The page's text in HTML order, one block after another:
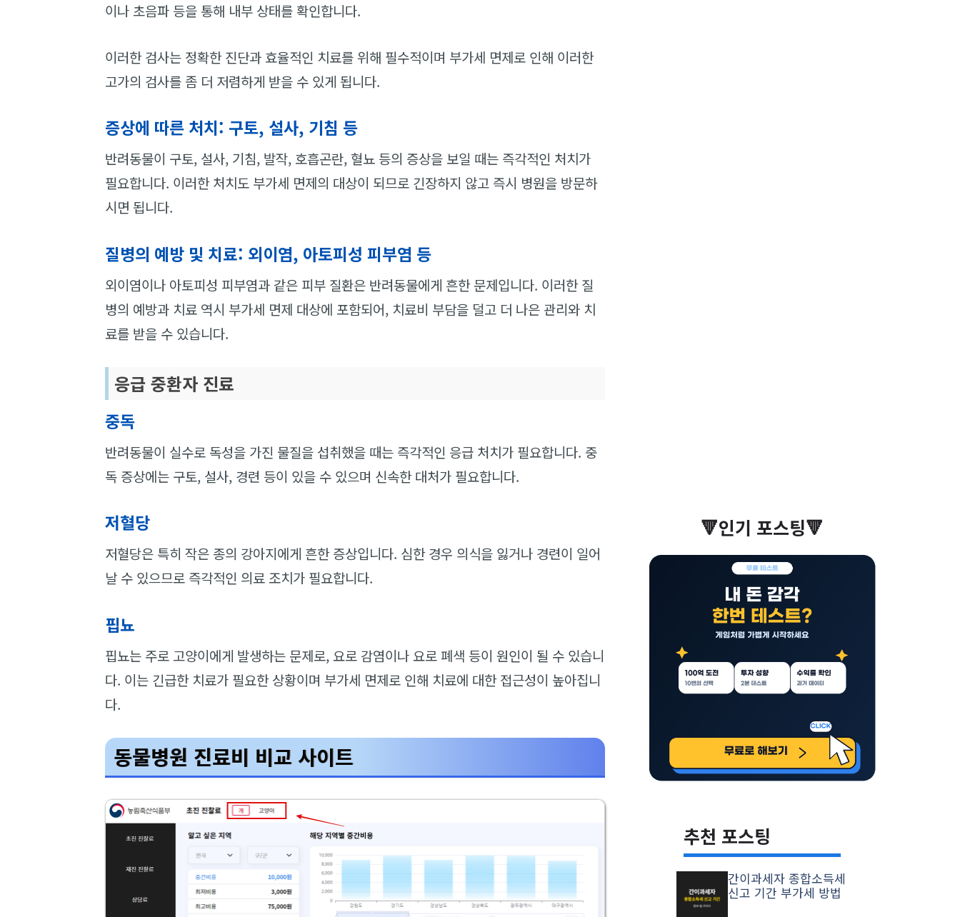
이나 초음파 등을 통해 내부 상태를 확인합니다.
이러한 검사는 정확한 진단과 효율적인 치료를 위해 필수적이며 부가세 면제로 인해 이러한
고가의 검사를 좀 더 저렴하게 받을 수 있게 됩니다.
증상에 따른 처치: 구토, 설사, 기침 등
반려동물이 구토, 설사, 기침, 발작, 호흡곤란, 혈뇨 등의 증상을 보일 때는 즉각적인 처치가
필요합니다. 이러한 처치도 부가세 면제의 대상이 되므로 긴장하지 않고 즉시 병원을 방문하
시면 됩니다.
질병의 예방 및 치료: 외이염, 아토피성 피부염 등
외이염이나 아토피성 피부염과 같은 피부 질환은 반려동물에게 흔한 문제입니다. 이러한 질
병의 예방과 치료 역시 부가세 면제 대상에 포함되어, 치료비 부담을 덜고 더 나은 관리와 치
료를 받을 수 있습니다.
응급 중환자 진료
중독
반려동물이 실수로 독성을 가진 물질을 섭취했을 때는 즉각적인 응급 처치가 필요합니다. 중
독 증상에는 구토, 설사, 경련 등이 있을 수 있으며 신속한 대처가 필요합니다.
저혈당
저혈당은 특히 작은 종의 강아지에게 흔한 증상입니다. 심한 경우 의식을 잃거나 경련이 일어
날 수 있으므로 즉각적인 의료 조치가 필요합니다.
핍뇨
핍뇨는 주로 고양이에게 발생하는 문제로, 요로 감염이나 요로 폐색 등이 원인이 될 수 있습니
다. 이는 긴급한 치료가 필요한 상황이며 부가세 면제로 인해 치료에 대한 접근성이 높아집니
다.
동물병원 진료비 비교 사이트
🔻인기 포스팅🔻
추천 포스팅
간이과세자 종합소득세
신고 기간 부가세 방법